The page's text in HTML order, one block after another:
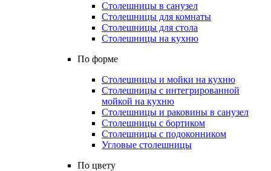
Столешницы в санузел
Столешницы для комнаты
Столешницы для стола
Столешницы на кухню
По форме
Столешницы и мойки на кухню
Столешницы с интегрированной
мойкой на кухню
Столешницы и раковины в санузел
Столешницы с бортиком
Столешницы с подоконником
Угловые столешницы
По цвету